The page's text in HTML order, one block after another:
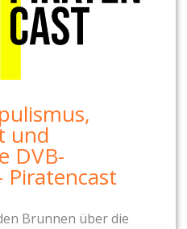
und
DVB-
Piratencast
Brunnen über die